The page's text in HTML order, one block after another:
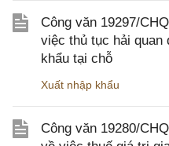
Công văn 19297/
việc thủ tục hải quan
khẩu tại chỗ
Xuất nhập khẩu
Công văn 19280/